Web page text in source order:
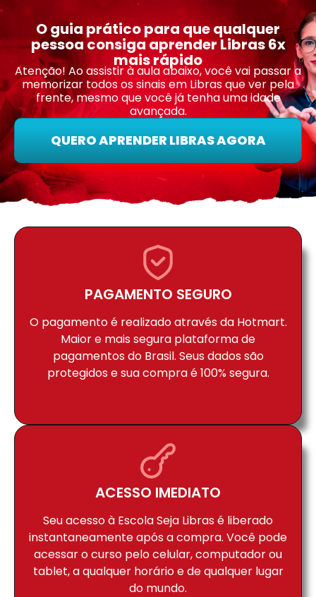
O guia prático para que qualquer
pessoa consiga aprender Libras 6x
mais rápido
Atenção! Ao assistir à aula abaixo, você vai passar a
memorizar todos os sinais em Libras que ver pela
frente, mesmo que você já tenha uma idade
avançada.
QUERO APRENDER LIBRAS AGORA
PAGAMENTO SEGURO
O pagamento é realizado através da Hotmart.
Maior e mais segura plataforma de
pagamentos do Brasil. Seus dados são
protegidos e sua compra é 100% segura.
ACESSO IMEDIATO
Seu acesso à Escola Seja Libras é liberado
instantaneamente após a compra. Você pode
acessar o curso pelo celular, computador ou
tablet, a qualquer horário e de qualquer lugar
do mundo.